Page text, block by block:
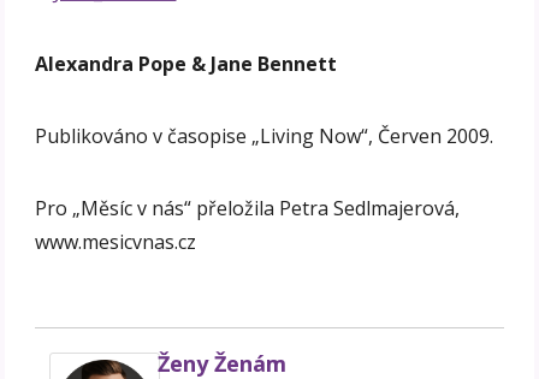
Alexandra Pope & Jane Bennett
Publikováno v časopise „Living Now“, Červen 2009.
Pro „Měsíc v nás“ přeložila Petra Sedlmajerová,
www.mesicvnas.cz
Ženy Ženám